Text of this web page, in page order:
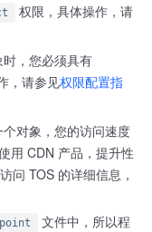
权限，具体操作，请
，您必须具有
，请参见权限配置指
对象，您的访问速度
用 CDN 产品，提升性
问 TOS 的详细信息，
文件中，所以程